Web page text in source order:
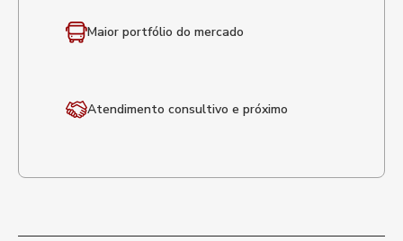
Maior portfólio do mercado
Atendimento consultivo e próximo